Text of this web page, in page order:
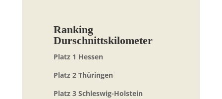
Ranking
Durschnittskilometer
Platz 1 Hessen
Platz 2 Thüringen
Platz 3 Schleswig-Holstein